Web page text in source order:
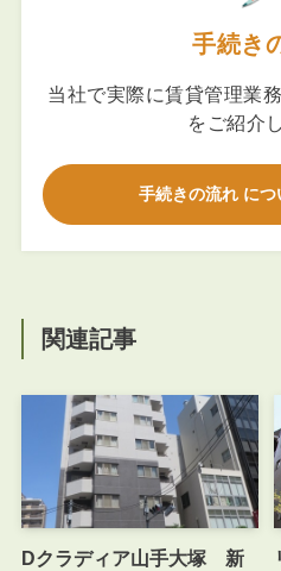
手続き
当社で実際に賃貸管理業
をご紹介
手続きの流れ に
関連記事
Dクラディア山手大塚 新